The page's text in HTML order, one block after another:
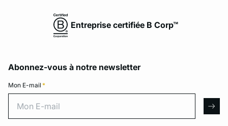
Entreprise certifiée B Corp™
Abonnez-vous à notre newsletter
Mon E-mail *